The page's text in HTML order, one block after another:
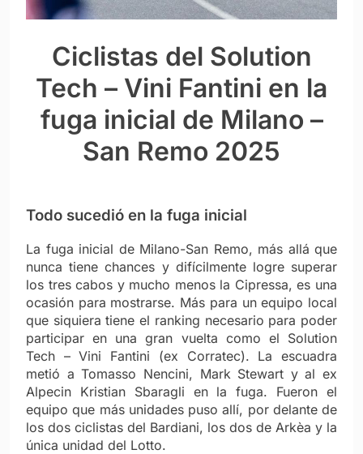
Ciclistas del Solution
Tech – Vini Fantini en la
fuga inicial de Milano –
San Remo 2025
Todo sucedió en la fuga inicial
La fuga inicial de Milano-San Remo, más allá que
nunca tiene chances y difícilmente logre superar
los tres cabos y mucho menos la Cipressa, es una
ocasión para mostrarse. Más para un equipo local
que siquiera tiene el ranking necesario para poder
participar en una gran vuelta como el Solution
Tech – Vini Fantini (ex Corratec). La escuadra
metió a Tomasso Nencini, Mark Stewart y al ex
Alpecin Kristian Sbaragli en la fuga. Fueron el
equipo que más unidades puso allí, por delante de
los dos ciclistas del Bardiani, los dos de Arkèa y la
única unidad del Lotto.